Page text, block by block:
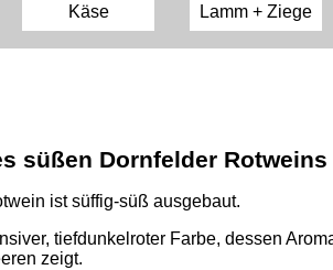
Käse Lamm + Ziege
süßen Dornfelder Rotweins
ist süffig-süß ausgebaut.
tiefdunkelroter Farbe, dessen
zeigt.